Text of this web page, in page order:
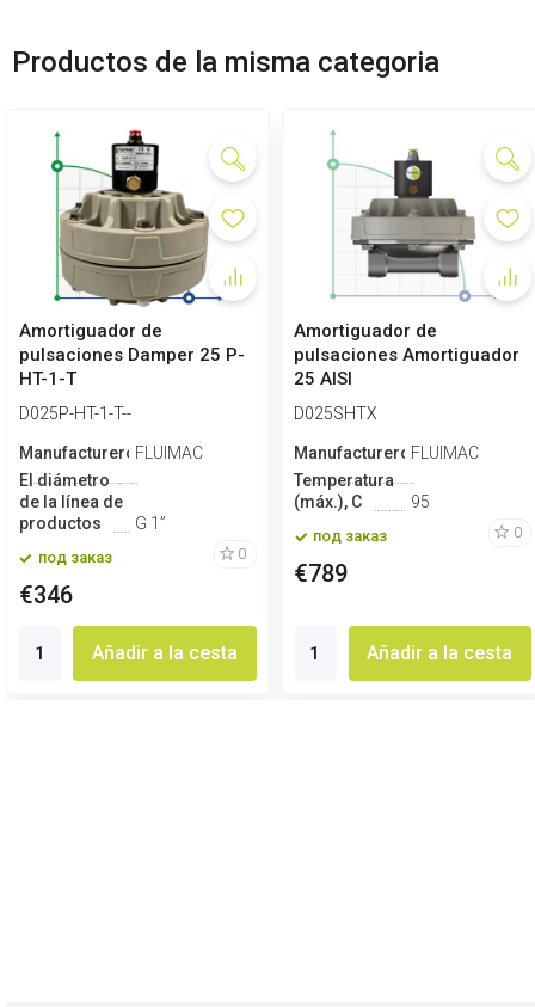
Productos de la misma categoria
Amortiguador de
pulsaciones Damper 25 P-
HT-1-T
D025P-HT-1-T--
Manufacturero FLUIMAC
El diámetro
de la línea de
productos
G 1”
под заказ 0
€346
Añadir a la cesta
Amortiguador de
pulsaciones Amortiguador
25 AISI
D025SHTX
Manufacturero FLUIMAC
Temperatura
(máx.), С
95
под заказ 0
€789
Añadir a la cesta